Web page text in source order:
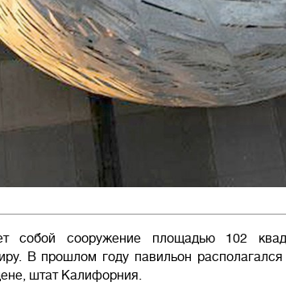
собой сооружение площадью 102
В прошлом году павильон
штат Калифорния.